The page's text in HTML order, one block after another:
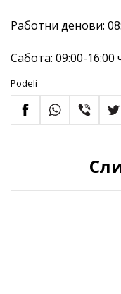
Работни денови:
Сабота: 09:00-16:00
Podeli